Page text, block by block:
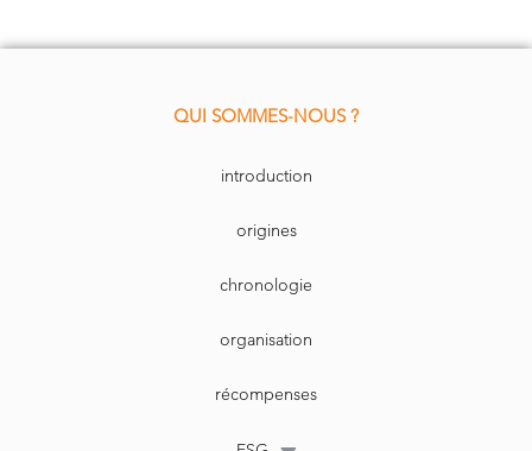
QUI SOMMES-NOUS ?
introduction
origines
chronologie
organisation
récompenses